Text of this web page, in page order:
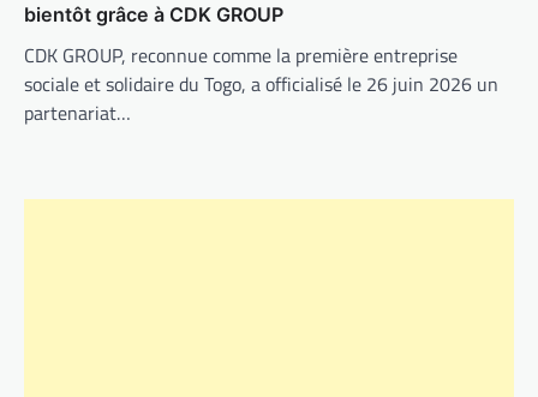
bientôt grâce à CDK GROUP
CDK GROUP, reconnue comme la première entreprise
sociale et solidaire du Togo, a officialisé le 26 juin 2026 un
partenariat…